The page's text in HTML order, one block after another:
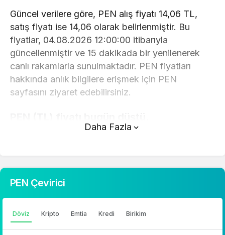
Güncel verilere göre, PEN alış fiyatı 14,06 TL,
satış fiyatı ise 14,06 olarak belirlenmiştir. Bu
fiyatlar, 04.08.2026 12:00:00 itibarıyla
güncellenmiştir ve 15 dakikada bir yenilenerek
canlı rakamlarla sunulmaktadır. PEN fiyatları
hakkında anlık bilgilere erişmek için PEN
sayfasını ziyaret edebilirsiniz.
göstermiştir..
PEN hesaplama işlemleri için, sayfanın üstünde
yer alan çevirici aracını kullanarak mevcut fiyatlar
üzerinden hızlı ve kolay bir şekilde çevirme
Daha Fazla
PEN Çevirici
Döviz Kripto Emtia Kredi Birikim